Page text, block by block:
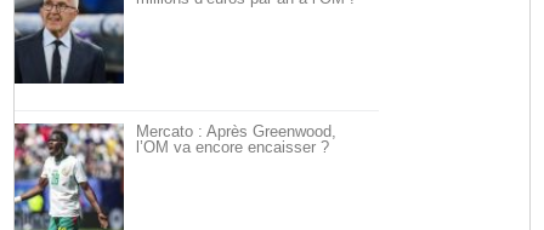
Mercato : Après Greenwood,
l’OM va encore encaisser ?